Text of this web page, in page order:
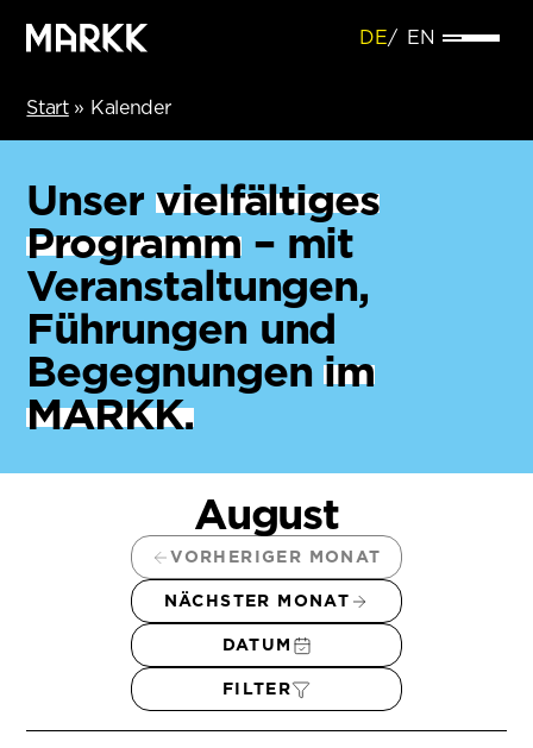
DE EN
Start» Kalender
Unser vielfältiges
Programm– mit
Veranstaltungen,
Führungen und
Begegnungenim
MARKK.
August
VORHERIGER MONAT
NÄCHSTER MONAT
DATUM
FILTER